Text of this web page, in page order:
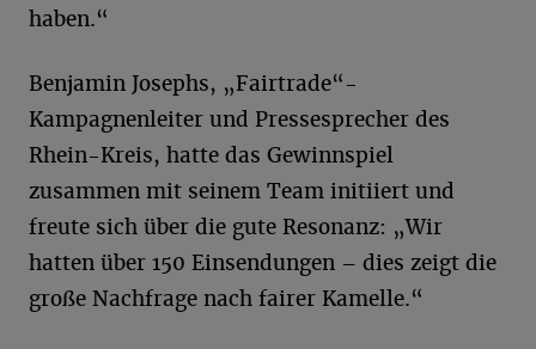
haben.“
Benjamin Josephs, „Fairtrade“-
Kampagnenleiter und Pressesprecher des
Rhein-Kreis, hatte das Gewinnspiel
zusammen mit seinem Team initiiert und
freute sich über die gute Resonanz: „Wir
hatten über 150 Einsendungen – dies zeigt die
große Nachfrage nach fairer Kamelle.“